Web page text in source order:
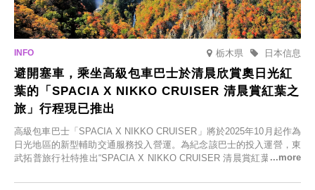
栃木県 日本信息
避開塞車，乘坐高級包車巴士於清晨欣賞奧日光紅
葉的「SPACIA X NIKKO CRUISER 清晨賞紅葉之
旅」行程現已推出
高級包車巴士「SPACIA X NIKKO CRUISER」將於2025年10月起作為
日光地區的新型輔助交通服務投入營運。為紀念該巴士的投入運營，東
武拓普旅行社特推出“SPACIA X NIKKO CRUISER 清晨賞紅葉之旅”，